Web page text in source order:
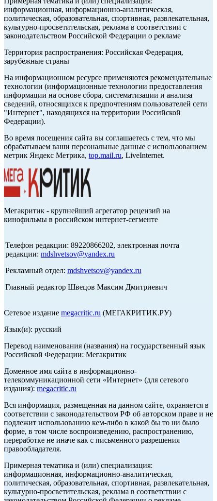
информационная, информационно-аналитическая,
политическая, образовательная, спортивная, развлекательная,
культурно-просветительская, реклама в соответствии с
законодательством Российской Федерации о рекламе
Территория распространения: Российская Федерация,
зарубежные страны
На информационном ресурсе применяются рекомендательные
технологии (информационные технологии предоставления
информации на основе сбора, систематизации и анализа
сведений, относящихся к предпочтениям пользователей сети
"Интернет", находящихся на территории Российской
Федерации).
Во время посещения сайта вы соглашаетесь с тем, что мы
обрабатываем ваши персональные данные с использованием
метрик Яндекс Метрика, top.mail.ru, LiveInternet.
Мегакритик - крупнейший агрегатор рецензий на
кинофильмы в российском интернет-сегменте
Телефон редакции: 89220866202, электронная почта
редакции: mdshvetsov@yandex.ru
Рекламный отдел: mdshvetsov@yandex.ru
Главный редактор Швецов Максим Дмитриевич
Сетевое издание megacritic.ru (МЕГАКРИТИК.РУ)
Язык(и): русский
Перевод наименования (названия) на государственный язык
Российской Федерации: Мегакритик
Доменное имя сайта в информационно-
телекоммуникационной сети «Интернет» (для сетевого
издания): megacritic.ru
Вся информация, размещенная на данном сайте, охраняется в
соответствии с законодательством РФ об авторском праве и не
подлежит использованию кем-либо в какой бы то ни было
форме, в том числе воспроизведению, распространению,
переработке не иначе как с письменного разрешения
правообладателя.
Примерная тематика и (или) специализация:
информационная, информационно-аналитическая,
политическая, образовательная, спортивная, развлекательная,
культурно-просветительская, реклама в соответствии с